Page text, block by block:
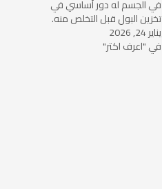
في الجسم له دور أساسي في
تخزين البول قبل التخلص منه.
ومع ذلك، قد يعاني البعض
من مشاكل صحية تتعلق
يناير 24, 2026
في "اعرف اكتر"